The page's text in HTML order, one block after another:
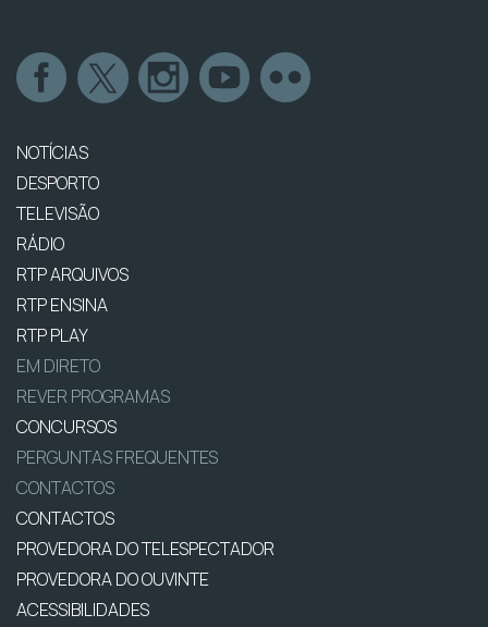
NOTÍCIAS
DESPORTO
TELEVISÃO
RÁDIO
RTP ARQUIVOS
RTP ENSINA
RTP PLAY
EM DIRETO
REVER PROGRAMAS
CONCURSOS
PERGUNTAS FREQUENTES
CONTACTOS
CONTACTOS
PROVEDORA DO TELESPECTADOR
PROVEDORA DO OUVINTE
ACESSIBILIDADES